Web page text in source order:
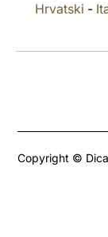
Hrvatski -
Copyright ©